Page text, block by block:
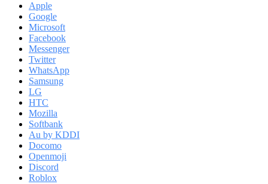
Apple
Google
Microsoft
Facebook
Messenger
Twitter
WhatsApp
Samsung
LG
HTC
Mozilla
Softbank
Au by KDDI
Docomo
Openmoji
Discord
Roblox